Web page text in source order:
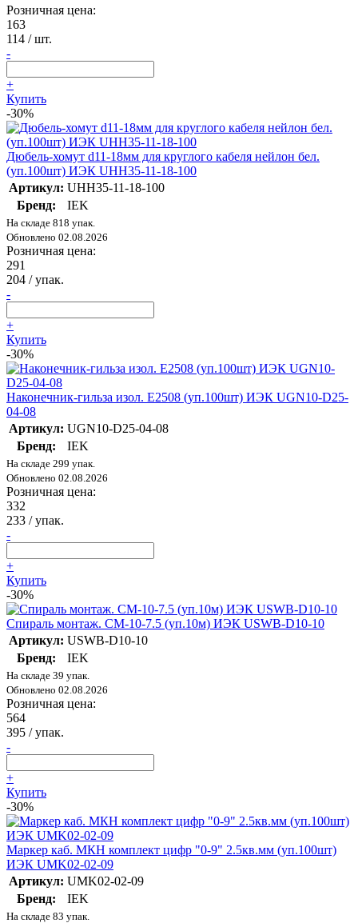
Розничная цена:
163
114 / шт.
-
+
Купить
-30%
Дюбель-хомут d11-18мм для круглого кабеля нейлон бел.
(уп.100шт) ИЭК UHH35-11-18-100
Артикул: UHH35-11-18-100
Бренд:
IEK
На складе 818 упак.
Обновлено 02.08.2026
Розничная цена:
291
204 / упак.
-
+
Купить
-30%
Наконечник-гильза изол. Е2508 (уп.100шт) ИЭК UGN10-D25-
04-08
Артикул: UGN10-D25-04-08
Бренд:
IEK
На складе 299 упак.
Обновлено 02.08.2026
Розничная цена:
332
233 / упак.
-
+
Купить
-30%
Спираль монтаж. СМ-10-7.5 (уп.10м) ИЭК USWB-D10-10
Артикул: USWB-D10-10
Бренд:
IEK
На складе 39 упак.
Обновлено 02.08.2026
Розничная цена:
564
395 / упак.
-
+
Купить
-30%
Маркер каб. МКН комплект цифр "0-9" 2.5кв.мм (уп.100шт)
ИЭК UMK02-02-09
Артикул: UMK02-02-09
Бренд:
IEK
На складе 83 упак.